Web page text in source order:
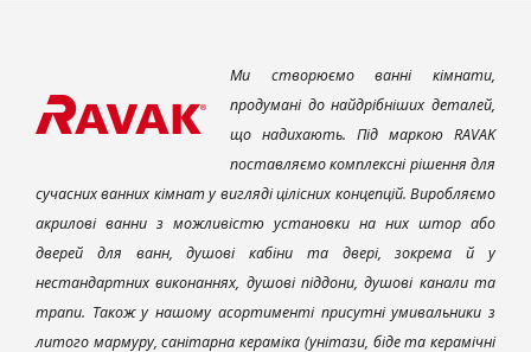
Ми створюємо ванні кімнати,
продумані до найдрібніших деталей,
що надихають. Під маркою RAVAK
поставляємо комплексні рішення для
сучасних ванних кімнат у вигляді цілісних концепцій. Виробляємо
акрилові ванни з можливістю установки на них штор або
дверей для ванн, душові кабіни та двері, зокрема й у
нестандартних виконаннях, душові піддони, душові канали та
трапи. Також у нашому асортименті присутні умивальники з
литого мармуру, санітарна кераміка (унітази, біде та керамічні